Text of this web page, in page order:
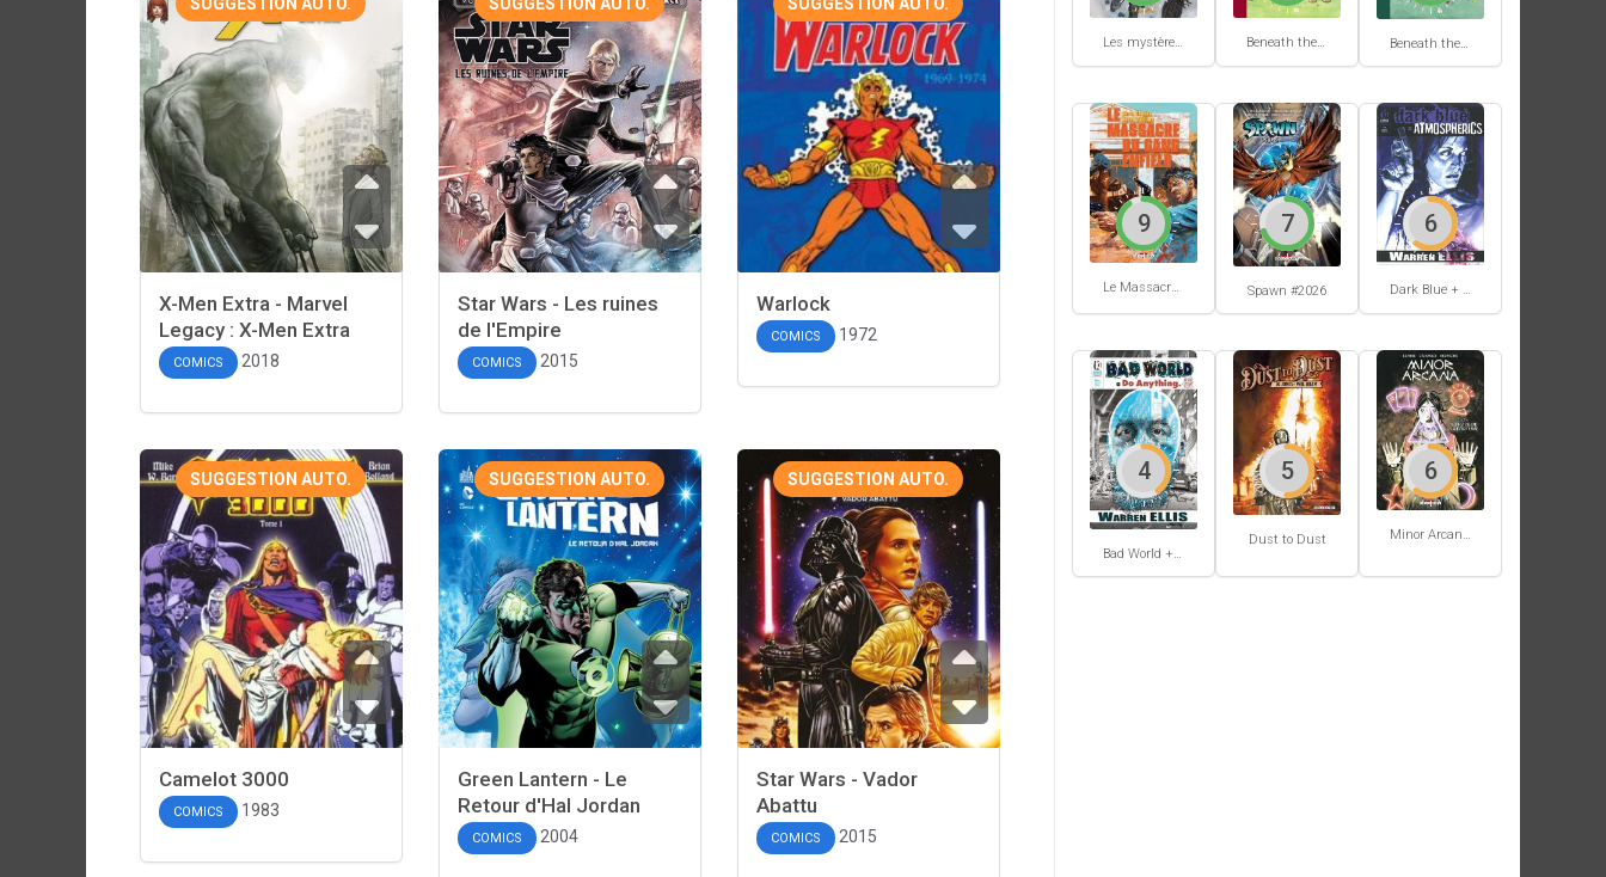
X-Men Extra - Marvel
Legacy : X-Men Extra
COMICS 2018
Star Wars - Les ruines
de l'Empire
COMICS 2015
Warlock
COMICS 1972
SUGGESTION AUTO.
Camelot 3000
COMICS 1983
SUGGESTION AUTO.
Green Lantern - Le
Retour d'Hal Jordan
COMICS 2004
SUGGESTION AUTO.
Star Wars - Vador
Abattu
COMICS 2015
Les mystères de Hobtown #2 Beneath the trees where nobody sees #2 Beneath the trees where nobody sees #1
9
Spawn #2026
7
Dark Blue + Atmospherics
6
Bad World + Do Anything
4
Dust to Dust
5
Minor Arcana #2
6